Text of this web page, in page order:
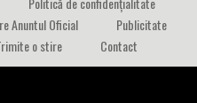
Anuntul Oficial
Publicitate
o stire Contact